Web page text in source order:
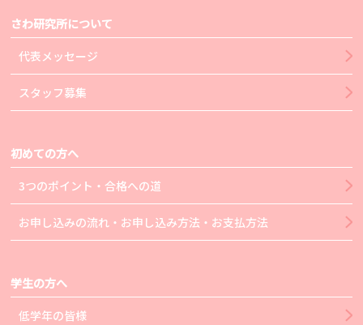
さわ研究所について
代表メッセージ
スタッフ募集
初めての方へ
3つのポイント・合格への道
お申し込みの流れ・お申し込み方法・お支払方法
学生の方へ
低学年の皆様